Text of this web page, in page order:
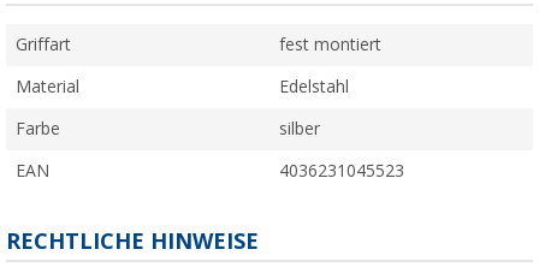
Griffart fest montiert
Material Edelstahl
Farbe silber
EAN 4036231045523
RECHTLICHE HINWEISE